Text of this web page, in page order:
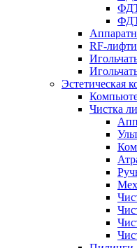
RF-
Эстетическая
Чистка